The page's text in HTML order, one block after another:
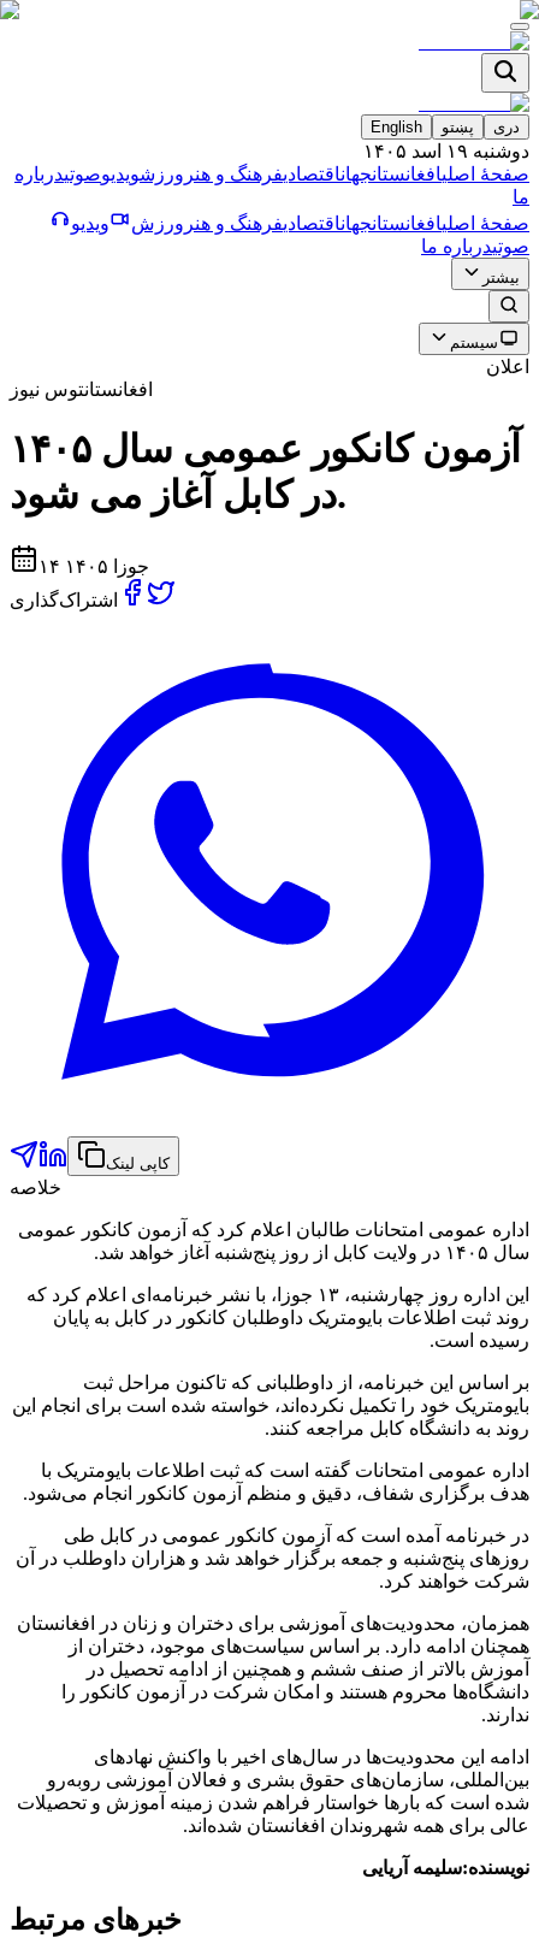
دری پښتو English
دوشنبه ۱۹ اسد ۱۴۰۵
صفحۀ اصلیافغانستانجهاناقتصادیفرهنگ و هنر ورزشویدیوصوتیدرباره
ما
صفحۀ اصلیافغانستانجهاناقتصادیفرهنگ و هنر ورزش
ویدیو
صوتیدرباره ما
بیشتر
سیستم
اعلان
افغانستانتوس نیوز
آزمون كانكور عمومى سال ۱۴۰۵
در كابل آغاز مى شود.
۱۴ جوزا ۱۴۰۵
اشتراک‌گذاری
کاپی لینک
خلاصه
اداره عمومی امتحانات طالبان اعلام کرد که آزمون کانکور عمومی
سال ۱۴۰۵ در ولایت کابل از روز پنج‌شنبه آغاز خواهد شد.
این اداره روز چهارشنبه، ۱۳ جوزا، با نشر خبرنامه‌ای اعلام کرد که
روند ثبت اطلاعات بایومتریک داوطلبان کانکور در کابل به پایان
رسیده است.
بر اساس این خبرنامه، از داوطلبانی که تاکنون مراحل ثبت
بایومتریک خود را تکمیل نکرده‌اند، خواسته شده است برای انجام این
روند به دانشگاه کابل مراجعه کنند.
اداره عمومی امتحانات گفته است که ثبت اطلاعات بایومتریک با
هدف برگزاری شفاف، دقیق و منظم آزمون کانکور انجام می‌شود.
در خبرنامه آمده است که آزمون کانکور عمومی در کابل طی
روزهای پنج‌شنبه و جمعه برگزار خواهد شد و هزاران داوطلب در آن
شرکت خواهند کرد.
همزمان، محدودیت‌های آموزشی برای دختران و زنان در افغانستان
همچنان ادامه دارد. بر اساس سیاست‌های موجود، دختران از
آموزش بالاتر از صنف ششم و همچنین از ادامه تحصیل در
دانشگاه‌ها محروم هستند و امکان شرکت در آزمون کانکور را
ندارند.
ادامه این محدودیت‌ها در سال‌های اخیر با واکنش نهادهای
بین‌المللی، سازمان‌های حقوق بشری و فعالان آموزشی روبه‌رو
شده است که بارها خواستار فراهم شدن زمینه آموزش و تحصیلات
عالی برای همه شهروندان افغانستان شده‌اند.
نویسنده:سلیمه آریایی
خبرهای مرتبط